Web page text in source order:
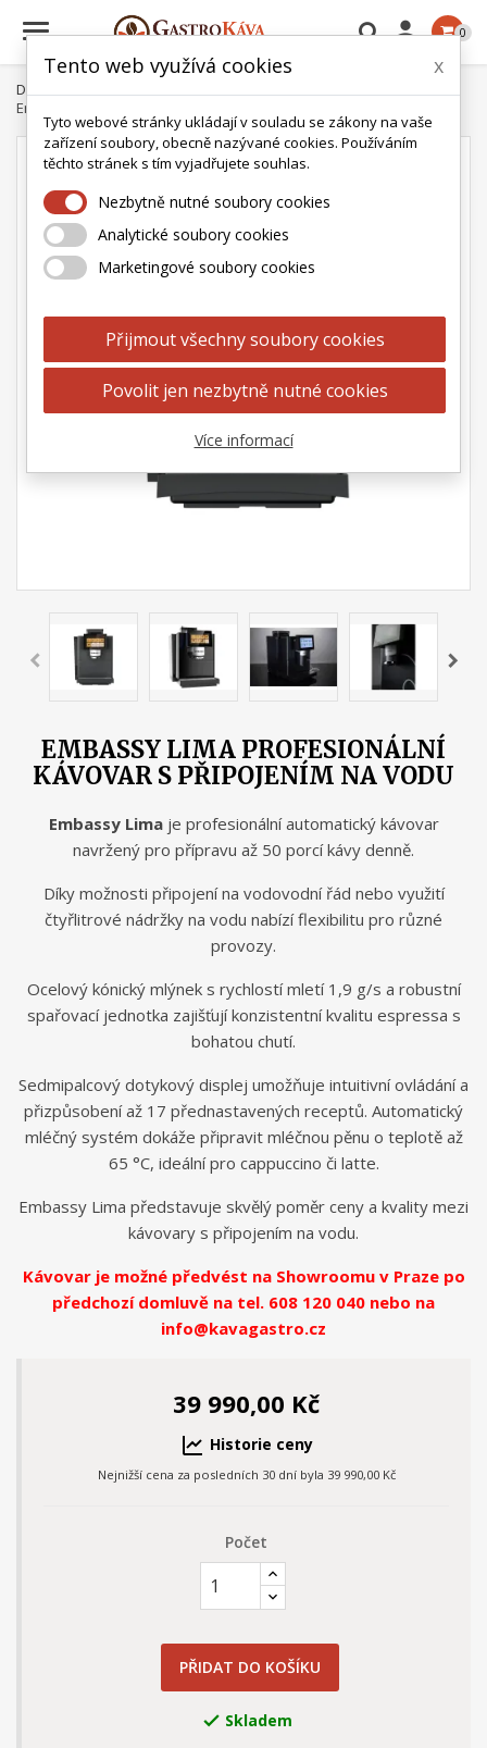
 0
Domů
Embassy Lima profesionální kávovar s připojením na vodu
EMBASSY LIMA PROFESIONÁLNÍ
KÁVOVAR S PŘIPOJENÍM NA VODU
Embassy Limaje profesionální automatický kávovar
navržený pro přípravu až 50 porcí kávy denně.
Díky možnosti připojení na vodovodní řád nebo využití
čtyřlitrové nádržky na vodu nabízí flexibilitu pro různé
provozy.
Ocelový kónický mlýnek s rychlostí mletí 1,9 g/s a robustní
spařovací jednotka zajišťují konzistentní kvalitu espressa s
bohatou chutí.
Sedmipalcový dotykový displej umožňuje intuitivní ovládání a
přizpůsobení až 17 přednastavených receptů. Automatický
mléčný systém dokáže připravit mléčnou pěnu o teplotě až
65 °C, ideální pro cappuccino či latte.
Embassy Lima představuje skvělý poměr ceny a kvality mezi
kávovary s připojením na vodu.
Kávovar je možné předvést na Showroomu v Praze po
předchozí domluvě na tel. 608 120 040 nebo na
info@kavagastro.cz
39 990,00 Kč
Historie ceny
Nejnižší cena za posledních 30 dní byla 39 990,00 Kč
Počet
PŘIDAT DO KOŠÍKU
 Skladem
Tento web využívá cookies x
Tyto webové stránky ukládají v souladu se zákony na vaše
zařízení soubory, obecně nazývané cookies. Používáním
těchto stránek s tím vyjadřujete souhlas.
Nezbytně nutné soubory cookies
Analytické soubory cookies
Marketingové soubory cookies
Přijmout všechny soubory cookies
Povolit jen nezbytně nutné cookies
Více informací